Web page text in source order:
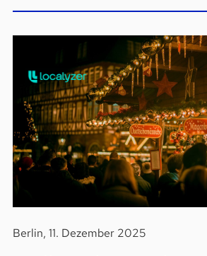
Berlin, 11. Dezember 2025